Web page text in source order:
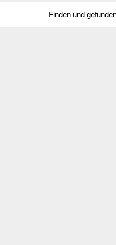
Finden und